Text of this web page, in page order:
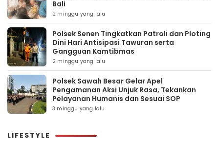
Bali
2 minggu yang lalu
Polsek Senen Tingkatkan Patroli dan Ploting
Dini Hari Antisipasi Tawuran serta
Gangguan Kamtibmas
2 minggu yang lalu
Polsek Sawah Besar Gelar Apel
Pengamanan Aksi Unjuk Rasa, Tekankan
Pelayanan Humanis dan Sesuai SOP
3 minggu yang lalu
LIFESTYLE